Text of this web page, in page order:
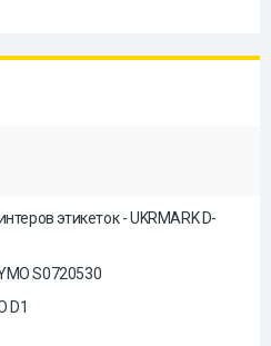
этикеток - UKRMARK D-
S0720530
D1